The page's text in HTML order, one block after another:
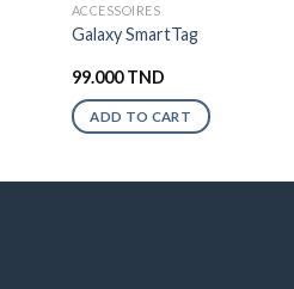
ACCESSOIRES
Galaxy SmartTag
99.000TND
ADD TO CART